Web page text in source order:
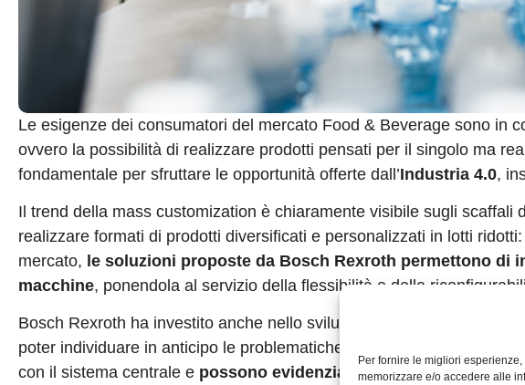
Per fornire le migliori
memorizzare e/o accedere alle
Le esigenze dei consumatori del mercato Food & Beverage sono in
ovvero la possibilità di realizzare prodotti pensati per il singolo ma
fondamentale per sfruttare le opportunità offerte dall’Industria 4.0,
Il trend della mass customization è chiaramente visibile sugli scaffali
realizzare formati di prodotti diversificati e personalizzati in lotti
mercato, le soluzioni proposte da Bosch Rexroth permettono di
macchine, ponendola al servizio della flessibilità e della
Bosch Rexroth ha investito anche nello sviluppo di soluzioni di
poter individuare in anticipo le problematiche. I singoli componenti
con il sistema centrale e possono evidenziare l’eventuale